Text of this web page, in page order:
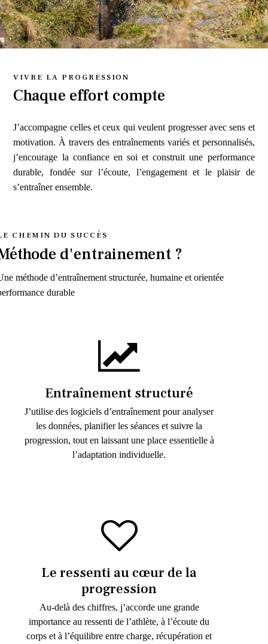
VIVRE LA PROGRESSION
Chaque effort compte
J’accompagne celles et ceux qui veulent progresser avec sens et
motivation. À travers des entraînements variés et personnalisés,
j’encourage la confiance en soi et construit une performance
durable, fondée sur l’écoute, l’engagement et le plaisir de
s’entraîner ensemble.
CHEMIN DU SUCCÈS
d'entrainement ?
méthode d’entraînement structurée, humaine et orientée
durable
Entraînement structuré
J’utilise des logiciels d’entraînement pour analyser
les données, planifier les séances et suivre la
progression, tout en laissant une place essentielle à
l’adaptation individuelle.
Le ressenti au cœur de la
progression
Au-delà des chiffres, j’accorde une grande
importance au ressenti de l’athlète, à l’écoute du
corps et à l’équilibre entre charge, récupération et